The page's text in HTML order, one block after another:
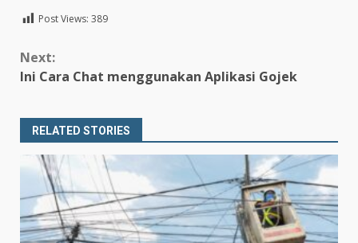
Post Views: 389
Continue
Reading
Next:
Ini Cara Chat menggunakan Aplikasi Gojek
RELATED STORIES